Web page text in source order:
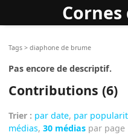
Tags >diaphone de brume
Pas encore de descriptif.
Contributions (6)
Trier : par date, par
médias,30 médias par page